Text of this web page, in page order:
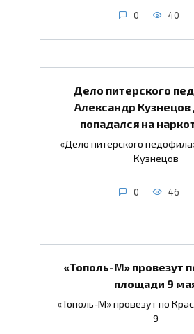
0 40
Дело питерского
Александр
попадался на
«Дело питерского
Кузнецов
0 46
«Тополь-М» провезут
площади 9
«Тополь-М» провезут по
9